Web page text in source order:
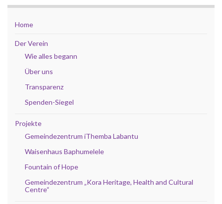
Home
Der Verein
Wie alles begann
Über uns
Transparenz
Spenden-Siegel
Projekte
Gemeindezentrum iThemba Labantu
Waisenhaus Baphumelele
Fountain of Hope
Gemeindezentrum „Kora Heritage, Health and Cultural
Centre“